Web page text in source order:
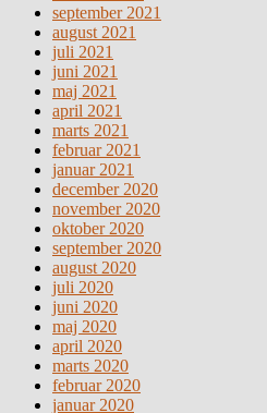
september 2021
august 2021
juli 2021
juni 2021
maj 2021
april 2021
marts 2021
februar 2021
januar 2021
december 2020
november 2020
oktober 2020
september 2020
august 2020
juli 2020
juni 2020
maj 2020
april 2020
marts 2020
februar 2020
januar 2020